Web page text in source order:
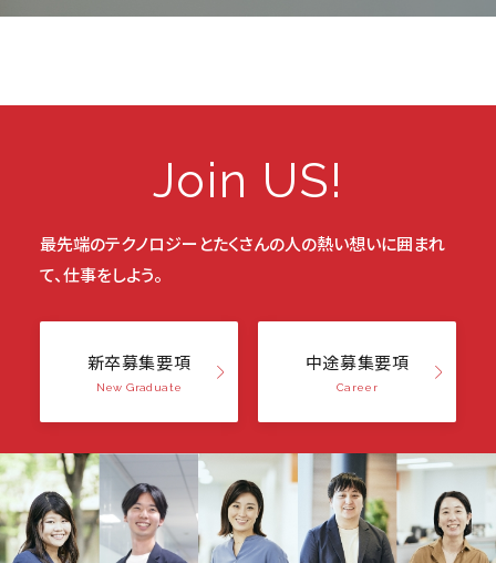
Join US!
最先端のテクノロジーとたくさんの人の熱い想いに囲まれ
て、仕事をしよう。
新卒募集要項
New Graduate
中途募集要項
Career